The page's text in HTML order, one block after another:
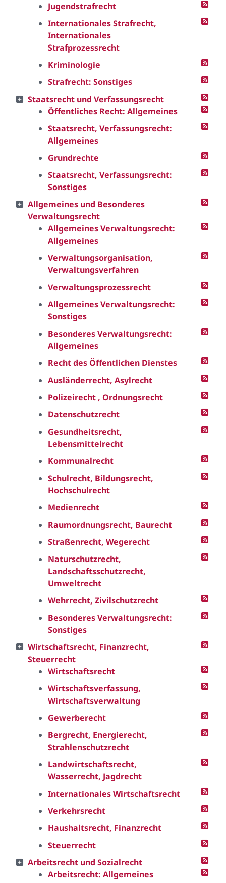
Jugendstrafrecht
Internationales Strafrecht,
Internationales
Strafprozessrecht
Kriminologie
Strafrecht: Sonstiges
Staatsrecht und Verfassungsrecht
Öffentliches Recht: Allgemeines
Staatsrecht, Verfassungsrecht:
Allgemeines
Grundrechte
Staatsrecht, Verfassungsrecht:
Sonstiges
Allgemeines und Besonderes
Verwaltungsrecht
Allgemeines Verwaltungsrecht:
Allgemeines
Verwaltungsorganisation,
Verwaltungsverfahren
Verwaltungsprozessrecht
Allgemeines Verwaltungsrecht:
Sonstiges
Besonderes Verwaltungsrecht:
Allgemeines
Recht des Öffentlichen Dienstes
Ausländerrecht, Asylrecht
Polizeirecht , Ordnungsrecht
Datenschutzrecht
Gesundheitsrecht,
Lebensmittelrecht
Kommunalrecht
Schulrecht, Bildungsrecht,
Hochschulrecht
Medienrecht
Raumordnungsrecht, Baurecht
Straßenrecht, Wegerecht
Naturschutzrecht,
Landschaftsschutzrecht,
Umweltrecht
Wehrrecht, Zivilschutzrecht
Besonderes Verwaltungsrecht:
Sonstiges
Wirtschaftsrecht, Finanzrecht,
Steuerrecht
Wirtschaftsrecht
Wirtschaftsverfassung,
Wirtschaftsverwaltung
Gewerberecht
Bergrecht, Energierecht,
Strahlenschutzrecht
Landwirtschaftsrecht,
Wasserrecht, Jagdrecht
Internationales Wirtschaftsrecht
Verkehrsrecht
Haushaltsrecht, Finanzrecht
Steuerrecht
Arbeitsrecht und Sozialrecht
Arbeitsrecht: Allgemeines